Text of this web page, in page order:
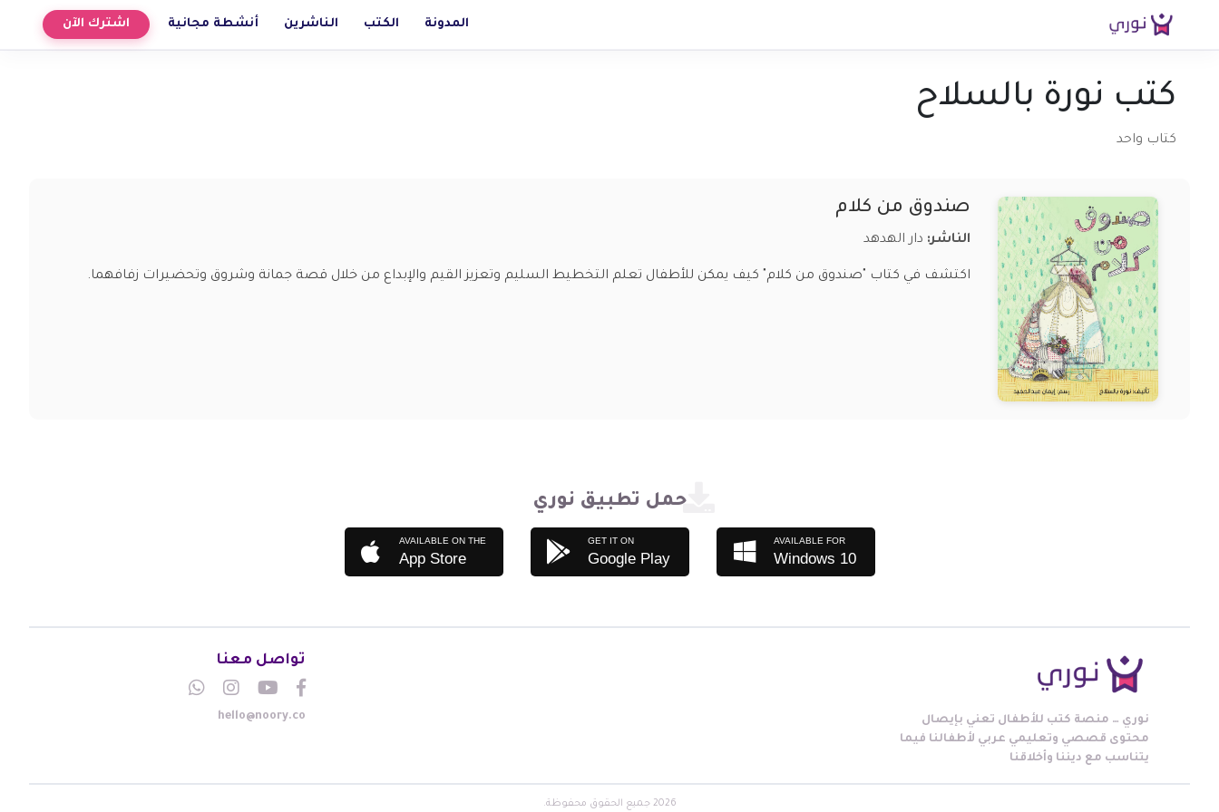
المدونة الكتب الناشرين أنشطة مجانية اشترك الآن
كتب نورة بالسلاح
كتاب واحد
صندوق من كلام
الناشر: دار الهدهد
اكتشف في كتاب "صندوق من كلام" كيف يمكن للأطفال تعلم التخطيط السليم وتعزيز القيم والإبداع من خلال قصة جمانة وشروق وتحضيرات زفافهما.
حمل تطبيق نوري
AVAILABLE ON THE
App Store
GET IT ON
Google Play
AVAILABLE FOR
Windows 10
نوري … منصة كتب للأطفال تعني بإيصال
محتوى قصصي وتعليمي عربي لأطفالنا فيما
يتناسب مع ديننا وأخلاقنا
تواصل معنا
hello@noory.co
2026 جميع الحقوق محفوظة.